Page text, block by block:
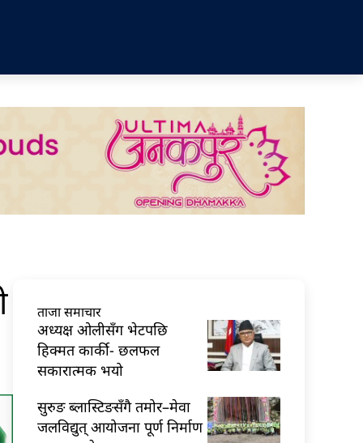
ताजा समाचार
अध्यक्ष ओलीसँग भेटपछि
हिक्मत कार्की- छलफल
सकारात्मक भयो
सुरुङ ब्लास्टिङसँगै तमोर–मेवा
जलविद्युत् आयोजना पूर्ण निर्माण